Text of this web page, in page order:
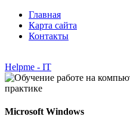
Главная
Карта сайта
Контакты
Helpme - IT
Microsoft Windows